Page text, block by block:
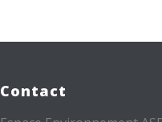
Contact